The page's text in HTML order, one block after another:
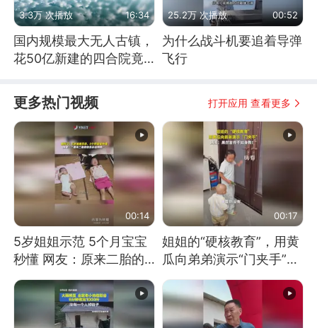
3.3万 次播放 16:34
国内规模最大无人古镇，
花50亿新建的四合院竟
25.2万 次播放 00:52
为什么战斗机要追着导弹
飞行
更多热门视频 打开应用 查看更多
00:14
5岁姐姐示范 5个月宝宝
秒懂 网友：原来二胎的
快乐长这样
00:17
姐姐的“硬核教育”，用黄
瓜向弟弟演示“门夹手”，
网友：果然言传不如身
教！